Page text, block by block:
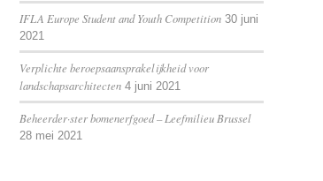
IFLA Europe Student and Youth Competition 30 juni
2021
Verplichte beroepsaansprakelijkheid voor
landschapsarchitecten 4 juni 2021
Beheerder·ster bomenerfgoed – Leefmilieu Brussel
28 mei 2021